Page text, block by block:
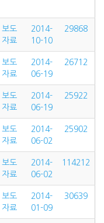
보도
자료
2014-
10-10
29868
보도
자료
2014-
06-19
26712
보도
자료
2014-
06-19
25922
보도
자료
2014-
06-02
25902
보도
자료
2014-
06-02
114212
보도
자료
2014-
01-09
30639